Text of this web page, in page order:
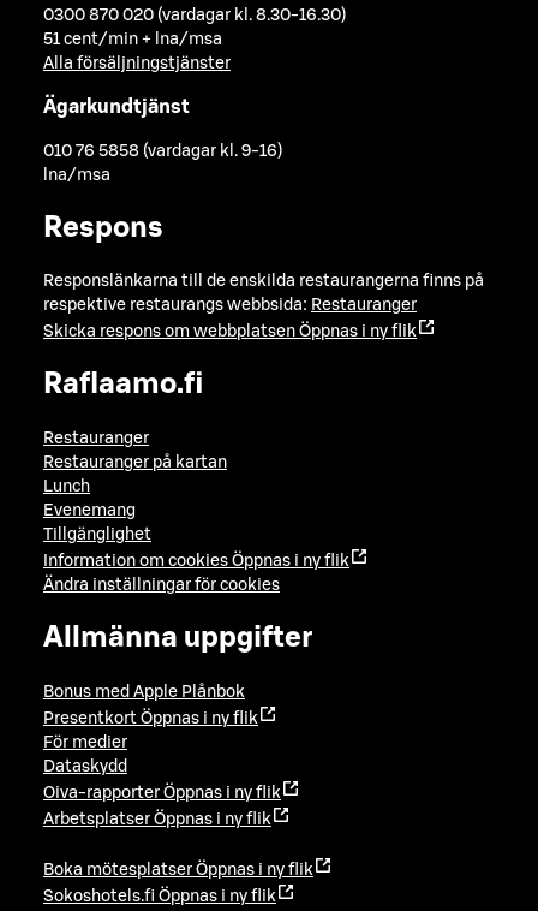
0300 870 020 (vardagar kl. 8.30-16.30)
51 cent/min + lna/msa
Alla försäljningstjänster
Ägarkundtjänst
010 76 5858 (vardagar kl. 9-16)
lna/msa
Respons
Responslänkarna till de enskilda restaurangerna finns på
respektive restaurangs webbsida: Restauranger
Skicka respons om webbplatsen Öppnas i ny flik
Raflaamo.fi
Restauranger
Restauranger på kartan
Lunch
Evenemang
Tillgänglighet
Information om cookies Öppnas i ny flik
Ändra inställningar för cookies
Allmänna uppgifter
Bonus med Apple Plånbok
Presentkort Öppnas i ny flik
För medier
Dataskydd
Oiva-rapporter Öppnas i ny flik
Arbetsplatser Öppnas i ny flik
Boka mötesplatser Öppnas i ny flik
Sokoshotels.fi Öppnas i ny flik